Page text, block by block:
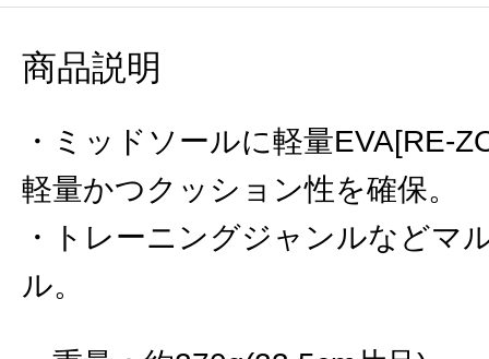
商品説明
・ミッドソールに軽量EVA[RE-
軽量かつクッション性を確保。
・トレーニングジャンルなどマ
ル。